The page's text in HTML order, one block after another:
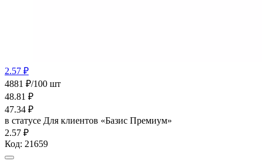
2.57 ₽
4881 ₽/100 шт
48.81 ₽
47.34 ₽
в статусе Для клиентов «Базис Премиум»
2.57 ₽
Код: 21659